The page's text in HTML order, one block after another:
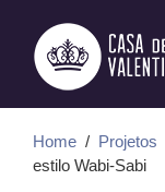
conteúdo
Home / Projetos
estilo Wabi-Sabi